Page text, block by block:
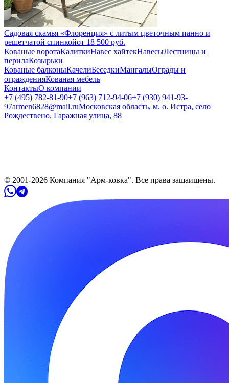
Садовая скамья «Флоренция» с литым цветочным панно и
решетчатой спинкойот 18 500 руб.
Кованые воротаКалиткиНавес хайтекНавесыЛестницы и
перилаКозырьки
Кованые балконыКачелиБеседкиМангалыОграды и
огражденияКованая мебель
КонтактыО компании
+7 (495) 782-81-90+7 (963) 712-94-06+7 (930) 941-93-
97armen6828@mail.ruМосковская область, м. о. Истра, село
Рождествено, Гаражная улица, 88
© 2001-2026 Компания "Арм-ковка". Все права защaищены.